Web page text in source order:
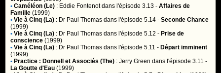
• Caméléon (Le) : Eddie Fontenotdans l'épisode 3.13 -Affaires de
Famille (1999)
• Vie à Cinq (La) : Dr Paul Thomas dans l'épisode 5.14 -Seconde Chance
(1999)
• Vie à Cinq (La) : Dr Paul Thomas dans l'épisode 5.12 - Prise de
conscience (1999)
• Vie à Cinq (La) : Dr Paul Thomas dans l'épisode 5.11 - Départ imminent
(1999)
• Practice : Donnell et Associés (The) :Jerry Green dans l'épisode 3.11 -
La Goutte d'Eau (1999)